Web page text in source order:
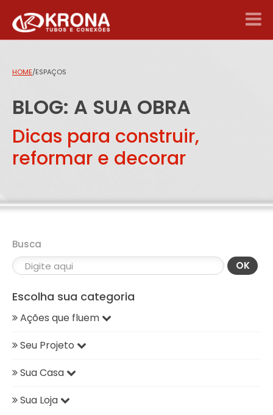
HOME/ESPAÇOS
BLOG: A SUA OBRA
Dicas para construir,
reformar e decorar
Busca
OK
Escolha sua categoria
Ações que fluem
Seu Projeto
Sua Casa
Sua Loja